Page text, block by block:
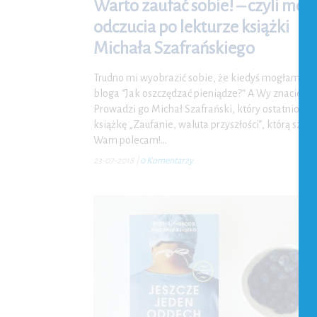
Warto zaufać sobie! – czyli moje
odczucia po lekturze książki
Michała Szafrańskiego
Trudno mi wyobrazić sobie, że kiedyś mogłam nie
bloga “Jak oszczędzać pieniądze?“ A Wy znacie?
Prowadzi go Michał Szafrański, który ostatnio
książkę „Zaufanie, waluta przyszłości”, którą
Wam polecam!…
23-07-2018 0 Komentarzy